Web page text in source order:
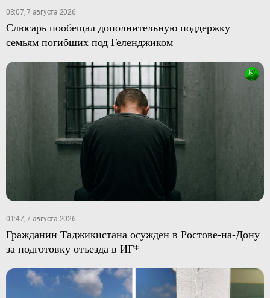
03:07, 7 августа 2026
Слюсарь пообещал дополнительную поддержку
семьям погибших под Геленджиком
01:47, 7 августа 2026
Гражданин Таджикистана осужден в Ростове-на-Дону
за подготовку отъезда в ИГ*